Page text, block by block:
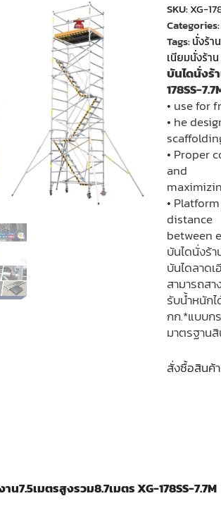
SKU:XG-
Categories:
Tags:นั่งร้าน
เนียมนั่งร้าน
บันไดนั่งร้
178SS-
• use for
• he
• Proper
and
•
distance
between
บันไดนั่งร้
บันไดลาด
สามารถส
รับน้ำหนัก
กก.*แบบก
มาตรฐาน
สั่งซื้อสินค้
7.5เมตรสูงรวม8.7เมตร XG-178SS-7.7M